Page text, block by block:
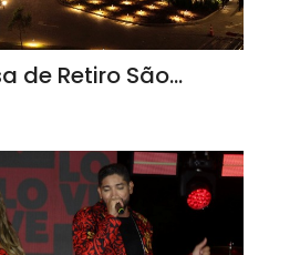
de Retiro São…